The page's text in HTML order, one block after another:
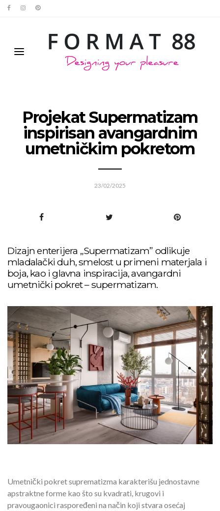
Projekat Supermatizam
inspirisan avangardnim
umetničkim pokretom
23/02/2025
Dizajn enterijera „Supermatizam” odlikuje
mladalački duh, smelost u primeni materjala i
boja, kao i glavna inspiracija, avangardni
umetnički pokret – supermatizam.
Umetnički pokret suprematizma karakterišu jednostavne
apstraktne forme kao što su kvadrati, krugovi i
pravougaonici raspoređeni na način koji stvara osećaj